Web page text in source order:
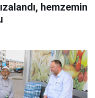
hemzemin